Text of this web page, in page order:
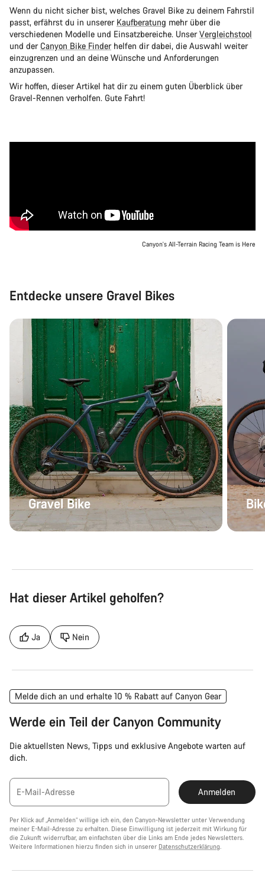
Wenn du nicht sicher bist, welches Gravel Bike zu deinem Fahrstil
passt, erfährst du in unserer Kaufberatung mehr über die
verschiedenen Modelle und Einsatzbereiche. UnserVergleichstool
und der Canyon Bike Finderhelfen dir dabei, die Auswahl weiter
einzugrenzen und an deine Wünsche und Anforderungen
anzupassen.
Wir hoffen, dieser Artikel hat dir zu einem guten Überblick über
Gravel-Rennen verholfen. Gute Fahrt!
Canyon's All-Terrain Racing Team is Here
Entdecke unsere Gravel Bikes
Gravel Bike
Hat dieser Artikel geholfen?
Ja Nein
Melde dich an und erhalte 10 % Rabatt auf Canyon Gear
Werde ein Teil der Canyon Community
Die aktuellsten News, Tipps und exklusive Angebote warten auf
dich.
E-Mail-Adresse Anmelden
Per Klick auf „Anmelden“ willige ich ein, den Canyon-Newsletter unter Verwendung
meiner E-Mail-Adresse zu erhalten. Diese Einwilligung ist jederzeit mit Wirkung für
die Zukunft widerrufbar, am einfachsten über die Links am Ende jedes Newsletters.
Weitere Informationen hierzu finden sich in unserer Datenschutzerklärung